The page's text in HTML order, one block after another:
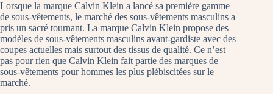
Lorsque la marque Calvin Klein a lancé sa première gamme
de sous-vêtements, le marché des sous-vêtements masculins a
pris un sacré tournant. La marque Calvin Klein propose des
modèles de sous-vêtements masculins avant-gardiste avec des
coupes actuelles mais surtout des tissus de qualité. Ce n’est
pas pour rien que Calvin Klein fait partie des marques de
sous-vêtements pour hommes les plus plébiscitées sur le
marché.